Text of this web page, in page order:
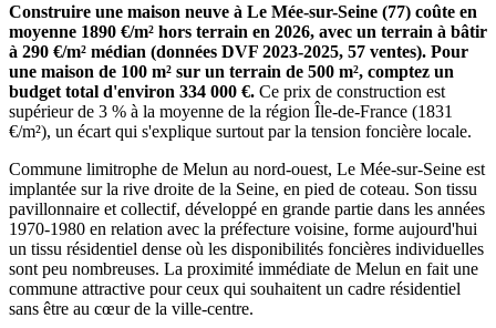
Construire une maison neuve à Le Mée-sur-Seine (77) coûte en
moyenne 1890 €/m² hors terrain en 2026, avec un terrain à bâtir
à 290 €/m² médian (données DVF 2023-2025, 57 ventes). Pour
une maison de 100 m² sur un terrain de 500 m², comptez un
budget total d'environ 334 000 €. Ce prix de construction est
supérieur de 3 % à la moyenne de la région Île-de-France (1831
€/m²), un écart qui s'explique surtout par la tension foncière locale.
Commune limitrophe de Melun au nord-ouest, Le Mée-sur-Seine est
implantée sur la rive droite de la Seine, en pied de coteau. Son tissu
pavillonnaire et collectif, développé en grande partie dans les années
1970-1980 en relation avec la préfecture voisine, forme aujourd'hui
un tissu résidentiel dense où les disponibilités foncières individuelles
sont peu nombreuses. La proximité immédiate de Melun en fait une
commune attractive pour ceux qui souhaitent un cadre résidentiel
sans être au cœur de la ville-centre.